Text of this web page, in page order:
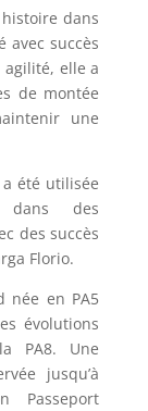
dans
avec succès
agilité, elle a
de montée
une
a été utilisée
dans des
des succès
Florio.
née en PA5
évolutions
PA8. Une
jusqu’à
Passeport